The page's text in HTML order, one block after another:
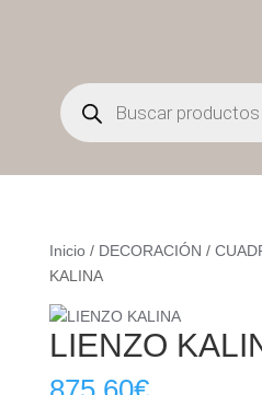
Búsqueda
de
productos
Inicio/ DECORACIÓN /
KALINA
LIENZO